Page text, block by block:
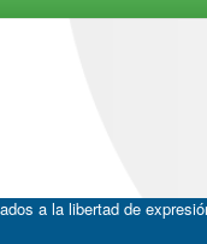
a la libertad de